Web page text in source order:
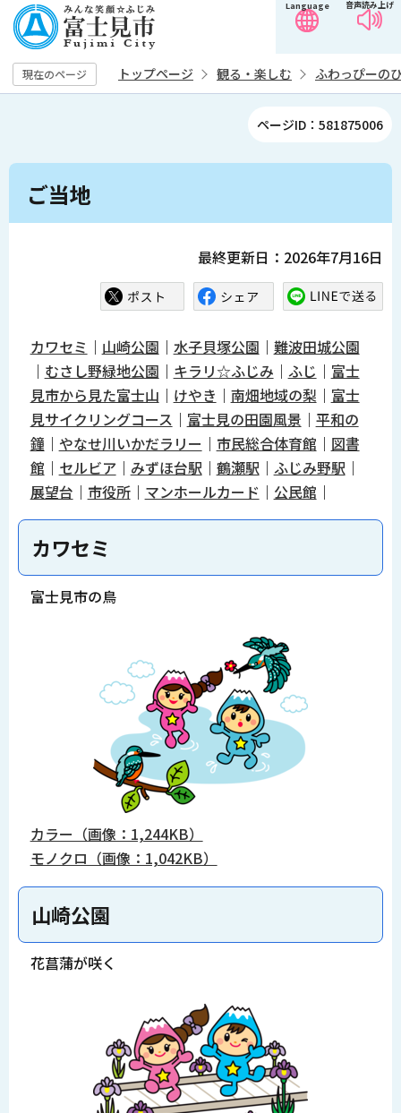
の
ペ
ー
す
音声読み上げ
Language
現在のページ トップページ 観る・楽しむ ふわっぴーの
ページID：581875006
本
ご当地
最終更新日：2026年7月16日
カワセミ ｜ 山崎公園 ｜ 水子貝塚公園 ｜ 難波田城公園
｜ むさし野緑地公園 ｜ キラリ☆ふじみ ｜ ふじ ｜ 富士
見市から見た富士山 ｜ けやき ｜ 南畑地域の梨 ｜ 富士
見サイクリングコース ｜ 富士見の田園風景 ｜ 平和の
鐘 ｜ やなせ川いかだラリー ｜ 市民総合体育館 ｜ 図書
館 ｜ セルビア｜ みずほ台駅 ｜ 鶴瀬駅 ｜ ふじみ野駅 ｜
展望台 ｜ 市役所｜ マンホールカード ｜ 公民館 ｜
カワセミ
富士見市の鳥
カラー（画像：1,244KB）
モノクロ（画像：1,042KB）
山崎公園
花菖蒲が咲く